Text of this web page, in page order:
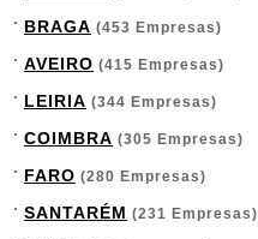
BRAGA (453 Empresas)
AVEIRO (415 Empresas)
LEIRIA (344 Empresas)
COIMBRA (305 Empresas)
FARO (280 Empresas)
SANTARÉM (231 Empresas)